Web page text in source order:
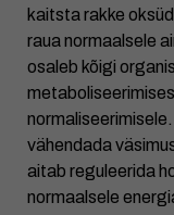
kaitsta rakke
raua normaalsele
osaleb kõigi
vähendada
aitab reguleerida
normaalsele